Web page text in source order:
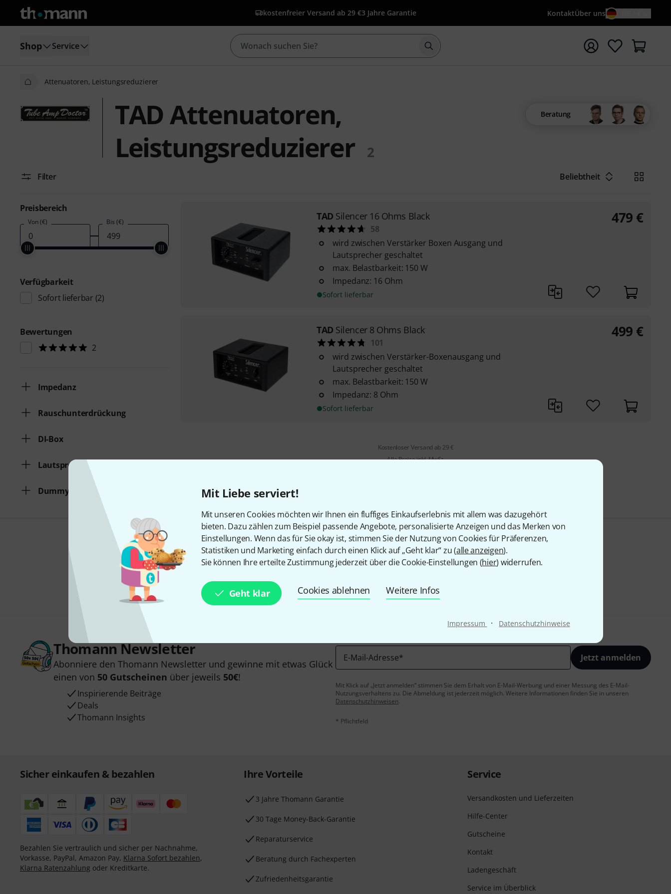
Mit Liebe serviert!
Mit unseren Cookies möchten wir Ihnen ein fluffiges Einkaufserlebnis mit allem was dazugehört
bieten. Dazu zählen zum Beispiel passende Angebote, personalisierte Anzeigen und das Merken von
Einstellungen. Wenn das für Sie okay ist, stimmen Sie der Nutzung von Cookies für Präferenzen,
Statistiken und Marketing einfach durch einen Klick auf „Geht klar“ zu (alle anzeigen).
Sie können Ihre erteilte Zustimmung jederzeit über die Cookie-Einstellungen (hier) widerrufen.
Geht klar Cookies ablehnen Weitere Infos
Impressum · Datenschutzhinweise
kostenfreier Versand ab 29 €3 Jahre Garantie KontaktÜber uns
Shop Service Suche mit Suchwort {searchTerm} starten
Attenuatoren, Leistungsreduzierer
TAD Attenuatoren,
Leistungsreduzierer
2
Beratung
Filter Beliebtheit
Preisbereich
Von (€) Bis (€)
Verfügbarkeit
Sofort lieferbar (2)
Bewertungen
2
Impedanz
Rauschunterdrückung
DI-Box
Lautsprecher Simulation
Dummy Load (Betrieb ohne Box)
TAD Silencer 16 Ohms Black
58
wird zwischen Verstärker Boxen Ausgang und
Lautsprecher geschaltet
max. Belastbarkeit: 150 W
Impedanz: 16 Ohm
Sofort lieferbar
479 €
TAD Silencer 8 Ohms Black
101
wird zwischen Verstärker-Boxenausgang und
Lautsprecher geschaltet
max. Belastbarkeit: 150 W
Impedanz: 8 Ohm
Sofort lieferbar
499 €
Kostenloser Versand ab 29 €
Alle Preise inkl. MwSt.
Gefällt Ihnen, was Sie sehen?
Thomann Newsletter
Abonniere den Thomann Newsletter und gewinne mit etwas Glück
einen von 50 Gutscheinen über jeweils 50€!
Inspirierende Beiträge
Deals
Thomann Insights
E-Mail-Adresse* Jetzt anmelden
Mit Klick auf „Jetzt anmelden“ stimmen Sie dem Erhalt von E-Mail-Werbung und einer Messung des E-Mail-
Nutzungsverhaltens zu. Die Abmeldung ist jederzeit möglich. Weitere Informationen finden Sie in unseren
Datenschutzhinweisen.
* Pflichtfeld
Sicher einkaufen & bezahlen
Bezahlen Sie vertraulich und sicher per Nachnahme,
Vorkasse, PayPal, Amazon Pay, Klarna Sofort bezahlen,
Klarna Ratenzahlung oder Kreditkarte.
Ihre Vorteile
3 Jahre Thomann Garantie
30 Tage Money-Back-Garantie
Reparaturservice
Beratung durch Fachexperten
Zufriedenheitsgarantie
Service
Versandkosten und Lieferzeiten
Hilfe-Center
Gutscheine
Kontakt
Ladengeschäft
Service im Überblick